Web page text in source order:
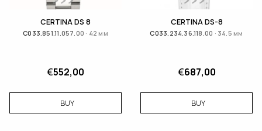
CERTINA DS 8
C033.851.11.057.00 · 42 мм
€552,00
BUY
CERTINA DS-8
C033.234.36.118.00 · 34.5 мм
€687,00
BUY